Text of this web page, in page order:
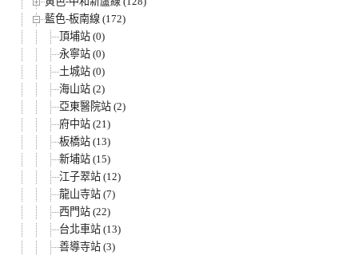
藍色-板南線 (172)
頂埔站 (0)
永寧站 (0)
土城站 (0)
海山站 (2)
亞東醫院站 (2)
府中站 (21)
板橋站 (13)
新埔站 (15)
江子翠站 (12)
龍山寺站 (7)
西門站 (22)
台北車站 (13)
善導寺站 (3)